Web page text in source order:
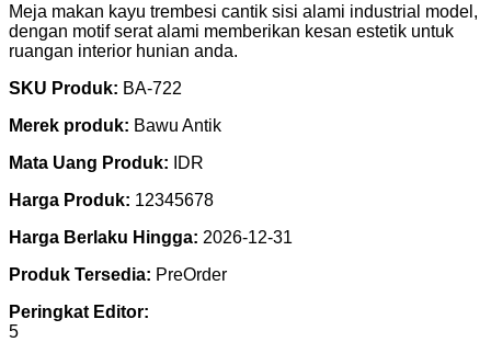
Meja makan kayu trembesi cantik sisi alami industrial model,
dengan motif serat alami memberikan kesan estetik untuk
ruangan interior hunian anda.
SKU Produk: BA-722
Merek produk: Bawu Antik
Mata Uang Produk:
IDR
Harga Produk: 12345678
Harga Berlaku Hingga: 2026-12-31
Produk Tersedia: PreOrder
Peringkat Editor:
5